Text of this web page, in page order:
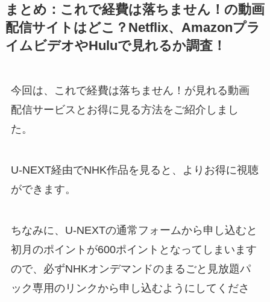
まとめ：これで経費は落ちません！の動画
配信サイトはどこ？Netflix、Amazonプラ
イムビデオやHuluで見れるか調査！
今回は、これで経費は落ちません！が見れる動画
配信サービスとお得に見る方法をご紹介しまし
た。
U-NEXT経由でNHK作品を見ると、よりお得に視聴
ができます。
ちなみに、 U-NEXTの通常フォームから申し込むと
初月のポイントが600ポイントとなってしまいます
ので、必ずNHKオンデマンドのまるごと見放題パ
ック専用のリンクから申し込むようにしてくださ